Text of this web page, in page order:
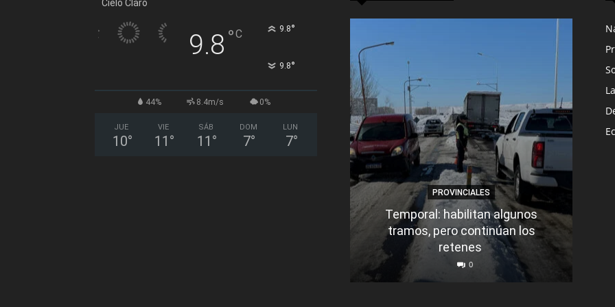
Cielo Claro
9.8 °C 9.8°
9.8°
44% 8.4m/s 0%
JUE
10°
VIE
11 °
SÁB
11 °
DOM
7°
LUN
7°
PROVINCIALES
Temporal: habilitan algunos
tramos, pero continúan los
retenes
0